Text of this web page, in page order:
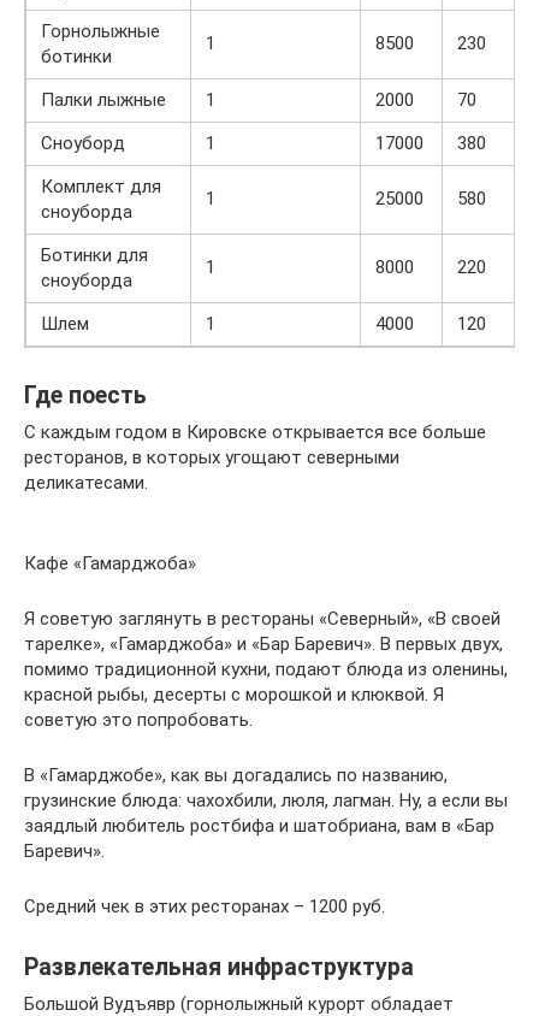
Горнолыжные
ботинки
1 8500 230
Палки лыжные 1 2000
70
Сноуборд
1 17000
380
Комплект для
сноуборда
1 25000 580
Ботинки для
сноуборда
1 8000 220
Шлем 1 4000 120
Где поесть
С каждым годом в Кировске открывается все больше
ресторанов, в которых угощают северными
деликатесами.
Кафе «Гамарджоба»
Я советую заглянуть в рестораны «Северный», «В своей
тарелке», «Гамарджоба» и «Бар Баревич». В первых двух,
помимо традиционной кухни, подают блюда из оленины,
красной рыбы, десерты с морошкой и клюквой. Я
советую это попробовать.
В «Гамарджобе», как вы догадались по названию,
грузинские блюда: чахохбили, люля, лагман. Ну, а если вы
заядлый любитель ростбифа и шатобриана, вам в «Бар
Баревич».
Средний чек в этих ресторанах – 1200 руб.
Развлекательная инфраструктура
Большой Вудъявр (горнолыжный курорт обладает